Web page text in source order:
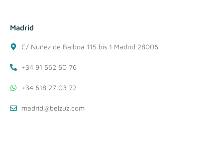
Madrid
C/ Nuñez de Balboa 115 bis 1 Madrid 28006
+34 91 562 50 76
+34 618 27 03 72
madrid@belzuz.com